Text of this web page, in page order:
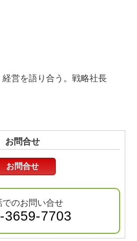
営を語り合う。戦略社長
お問合せ
お問合せ
でのお問い合せ
3659-7703